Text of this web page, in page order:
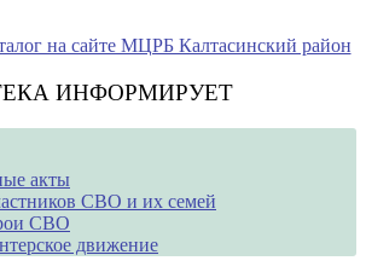
ИНФОРМИРУЕТ
акты
СВО и их семей
СВО
движение